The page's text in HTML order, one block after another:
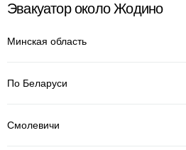
Эвакуатор около Жодино
Минская область
По Беларуси
Смолевичи